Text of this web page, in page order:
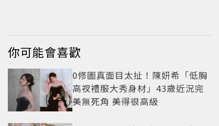
你可能會喜歡
0修圖真面目太扯！陳妍希「低胸
高衩禮服大秀身材」43歲近況完
美無死角 美得很高級